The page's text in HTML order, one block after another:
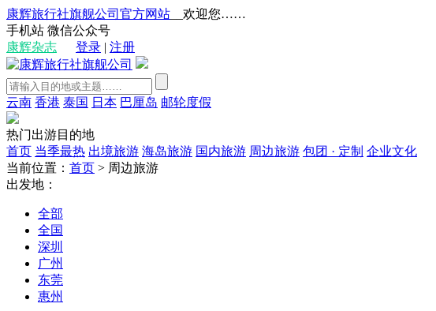
康辉旅行社旗舰公司官方网站 __欢迎您……
手机站 微信公众号
康辉杂志
登录 | 注册
云南 香港 泰国 日本 巴厘岛 邮轮度假
热门出游目的地
首页 当季最热 出境旅游 海岛旅游 国内旅游 周边旅游 包团 · 定制 企业文化
当前位置： 首页 > 周边旅游
出发地：
全部
全国
深圳
广州
东莞
惠州